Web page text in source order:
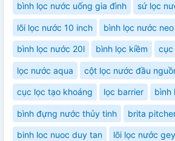
bình lọc nước uống gia đình sứ lọc
lõi lọc nước 10 inch bình lọc nước neo
bình lọc nước 20l bình lọc kiềm cục
lọc nước aqua cột lọc nước đầu
cục lọc tạo khoáng lọc barrier bình
bình đựng nước thủy tinh brita
binh loc nuoc duy tan lõi lọc nước